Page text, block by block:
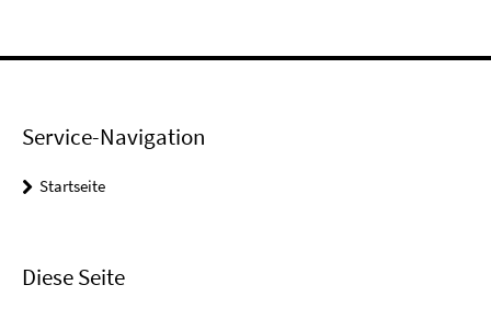
Service-Navigation
Startseite
Diese Seite